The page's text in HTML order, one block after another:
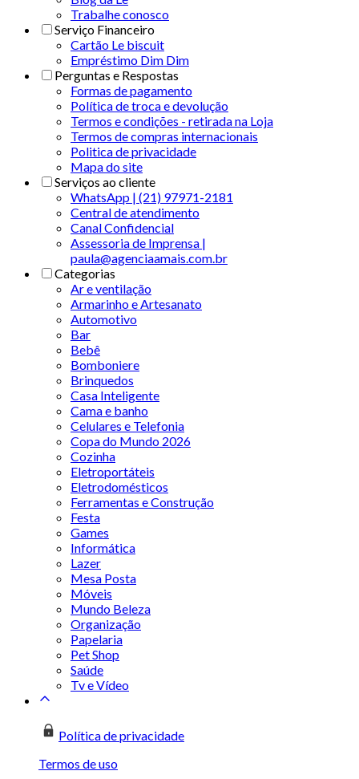
Trabalhe conosco
Serviço Financeiro
Cartão Le biscuit
Empréstimo Dim Dim
Perguntas e Respostas
Formas de pagamento
Política de troca e devolução
Termos e condições - retirada na Loja
Termos de compras internacionais
Politica de privacidade
Mapa do site
Serviços ao cliente
WhatsApp | (21) 97971-2181
Central de atendimento
Canal Confidencial
Assessoria de Imprensa |
paula@agenciaamais.com.br
Categorias
Ar e ventilação
Armarinho e Artesanato
Automotivo
Bar
Bebê
Bomboniere
Brinquedos
Casa Inteligente
Cama e banho
Celulares e Telefonia
Copa do Mundo 2026
Cozinha
Eletroportáteis
Eletrodomésticos
Ferramentas e Construção
Festa
Games
Informática
Lazer
Mesa Posta
Móveis
Mundo Beleza
Organização
Papelaria
Pet Shop
Saúde
Tv e Vídeo
Política de privacidade
Termos de uso